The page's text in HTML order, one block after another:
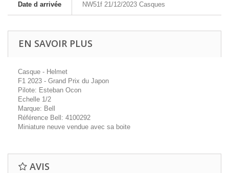
Date d arrivée NW51f 21/12/2023 Casques
EN SAVOIR PLUS
Casque - Helmet
F1 2023 - Grand Prix du Japon
Pilote: Esteban Ocon
Echelle 1/2
Marque: Bell
Référence Bell: 4100292
Miniature neuve vendue avec sa boite
AVIS